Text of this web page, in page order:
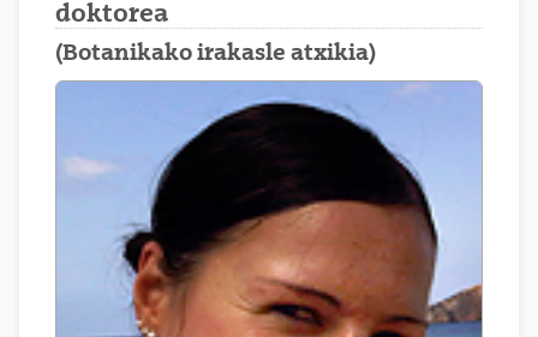
doktorea
(Botanikako irakasle atxikia)